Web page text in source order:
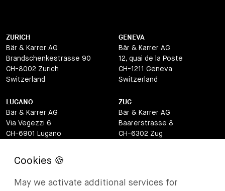
ZURICH
Bär & Karrer AG
Brandschenkestrasse 90
CH-8002 Zurich
Switzerland
GENEVA
Bär & Karrer AG
12, quai de la Poste
CH-1211 Geneva
Switzerland
LUGANO
Bär & Karrer AG
Via Vegezzi 6
CH-6901 Lugano
ZUG
Bär & Karrer AG
Baarerstrasse 8
CH-6302 Zug
BASEL
Lange Gasse 47
Via Maistra 2
May we activate additional services for